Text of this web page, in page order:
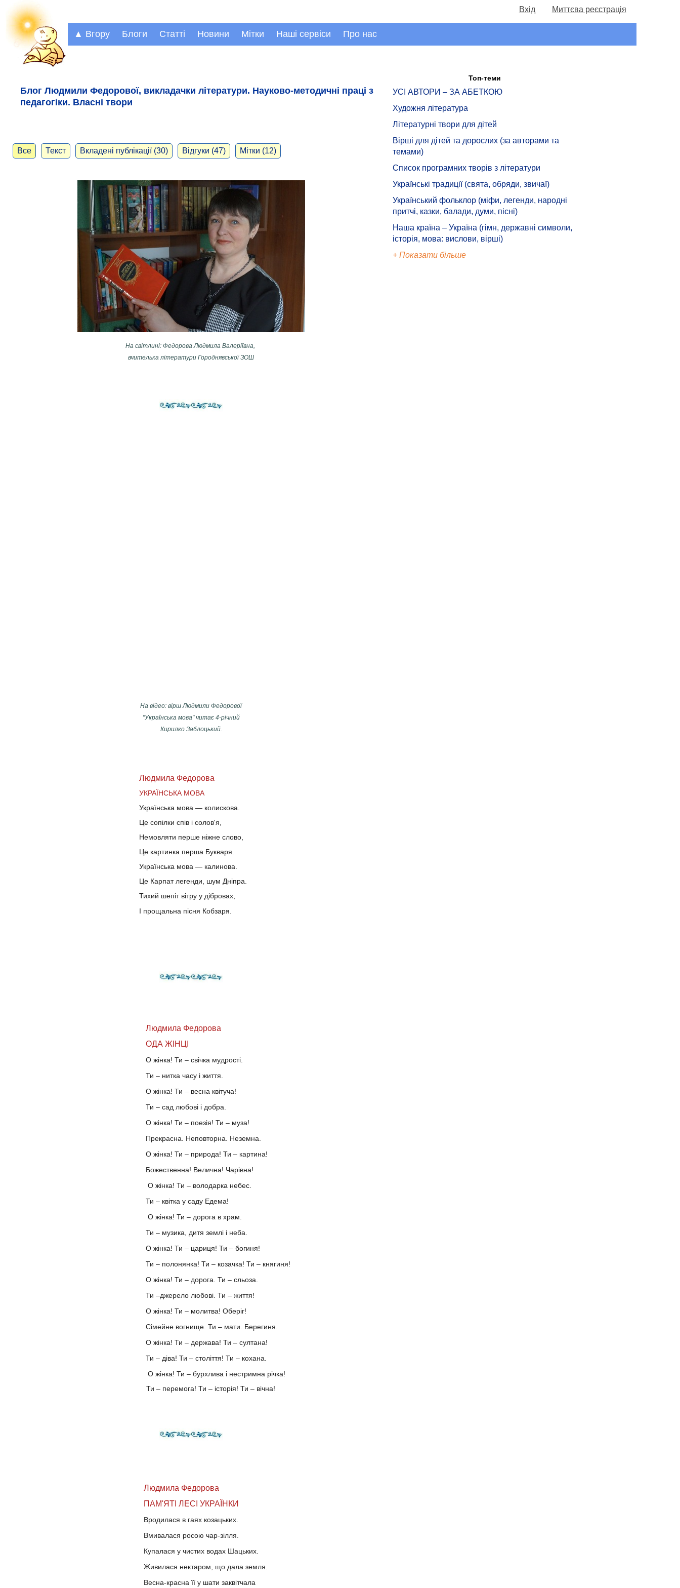
Вхід Миттєва реєстрація
▲ Вгору Блоги Статті Новини Мітки Наші сервіси Про нас
Блог Людмили Федорової, викладачки літератури. Науково-методичні праці з
педагогіки. Власні твори
Все Текст Вкладені публікації (30) Відгуки (47) Мітки (12)
На світлині: Федорова Людмила Валеріївна,
вчителька літератури Городнявської ЗОШ
На відео: вірш Людмили Федорової
"Українська мова" читає 4-річний
Кирилко Заблоцький.
Людмила Федорова
УКРАЇНСЬКА МОВА
Українська мова — колискова.
Це сопілки спів і солов'я,
Немовляти перше ніжне слово,
Це картинка перша Букваря.
Українська мова — калинова.
Це Карпат легенди, шум Дніпра.
Тихий шепіт вітру у дібровах,
І прощальна пісня Кобзаря.
Людмила Федорова
ОДА ЖІНЦІ
О жінка! Ти – свічка мудрості.
Ти – нитка часу і життя.
О жінка! Ти – весна квітуча!
Ти – сад любові і добра.
О жінка! Ти – поезія! Ти – муза!
Прекрасна. Неповторна. Неземна.
О жінка! Ти – природа! Ти – картина!
Божественна! Велична! Чарівна!
О жінка! Ти – володарка небес.
Ти – квітка у саду Едема!
О жінка! Ти – дорога в храм.
Ти – музика, дитя землі і неба.
О жінка! Ти – цариця! Ти – богиня!
Ти – полонянка! Ти – козачка! Ти – княгиня!
О жінка! Ти – дорога. Ти – сльоза.
Ти –джерело любові. Ти – життя!
О жінка! Ти – молитва! Оберіг!
Сімейне вогнище. Ти – мати. Берегиня.
О жінка! Ти – держава! Ти – султана!
Ти – діва! Ти – століття! Ти – кохана.
О жінка! Ти – бурхлива і нестримна річка!
Ти – перемога! Ти – історія! Ти – вічна!
Людмила Федорова
ПАМ'ЯТІ ЛЕСІ УКРАЇНКИ
Вродилася в гаях козацьких.
Вмивалася росою чар-зілля.
Купалася у чистих водах Шацьких.
Живилася нектаром, що дала земля.
Весна-красна її у шати заквітчала
Топ-теми
УСІ АВТОРИ – ЗА АБЕТКОЮ
Художня література
Літературні твори для дітей
Вірші для дітей та дорослих (за авторами та
темами)
Список програмних творів з літератури
Українські традиції (свята, обряди, звичаї)
Український фольклор (міфи, легенди, народні
притчі, казки, балади, думи, пісні)
Наша країна – Україна (гімн, державні символи,
історія, мова: вислови, вірші)
+ Показати більше